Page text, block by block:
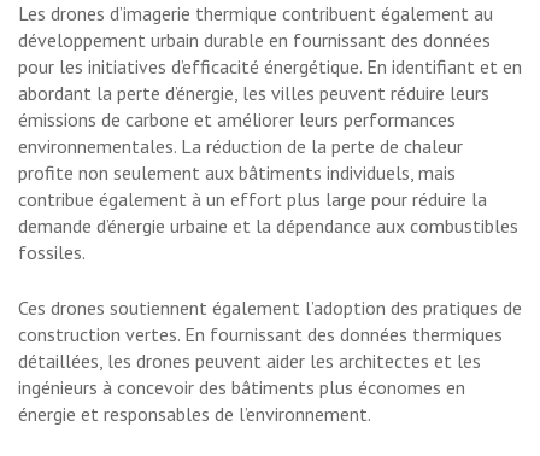
Les drones d’imagerie thermique contribuent également au
développement urbain durable en fournissant des données
pour les initiatives d’efficacité énergétique. En identifiant et en
abordant la perte d’énergie, les villes peuvent réduire leurs
émissions de carbone et améliorer leurs performances
environnementales. La réduction de la perte de chaleur
profite non seulement aux bâtiments individuels, mais
contribue également à un effort plus large pour réduire la
demande d’énergie urbaine et la dépendance aux combustibles
fossiles.
Ces drones soutiennent également l’adoption des pratiques de
construction vertes. En fournissant des données thermiques
détaillées, les drones peuvent aider les architectes et les
ingénieurs à concevoir des bâtiments plus économes en
énergie et responsables de l’environnement.